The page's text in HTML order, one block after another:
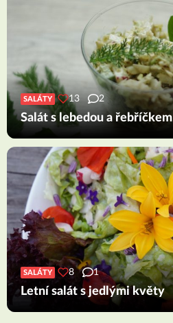
SALÁTY 13 2
Salát s lebedou a řebříčkem
SALÁTY 8 1
Letní salát s jedlými květy